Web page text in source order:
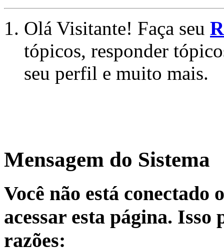
Olá Visitante! Faça seu
tópicos, responder
seu perfil e muito mais.
Mensagem do Sistema
Você não está conectado
acessar esta página.
razões: